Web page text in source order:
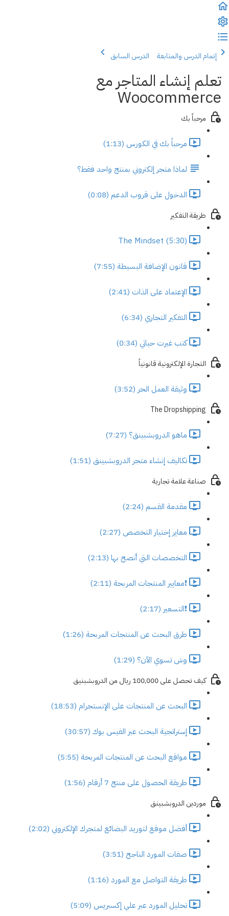
إتمام الدرس والمتابعة الدرس السابق
تعلم إنشاء المتاجر مع
Woocommerce
مرحباً بك
مرحباً بك في الكورس (1:13)
لماذا متجر إلكتروني بمنتج واحد فقط؟
الدخول على قروب الدعم (0:08)
طريقة التفكير
The Mindset (5:30)
قانون الإضافة البسيطة (7:55)
الإعتماد على الذات (2:41)
التفكير التجاري (6:34)
كتب غيرت حياتي (0:34)
التجارة الإلكترونية قانونياً
وثيقة العمل الحر (3:52)
The Dropshipping
ماهو الدروبشبينق؟ (7:27)
تكاليف إنشاء متجر الدروبشبينق (1:51)
صناعة علامة تجارية
مقدمة القسم (2:24)
معاير إختيار التخصص (2:27)
التخصصات التي أنصح بها (2:13)
❗معايير المنتجات المربحة (2:11)
❗التسعير (2:17)
طرق البحث عن المنتجات المربحة (1:26)
وش تسوي الآن؟ (1:29)
كيف تحصل على 100,000 ريال من الدروبشبنيق
البحث عن المنتجات على الإنستجرام (18:53)
إستراتجية البحث عبر الفيس بوك (30:57)
مواقع البحث عن المنتجات المربحة (5:55)
طريقة الحصول على منتج 7 أرقام (1:56)
موردين الدروبشبينق
أفضل موقع لتوريد البضائع لمتجرك الإلكتروني (2:02)
صفات المورد الناجح (3:51)
طريقة التواصل مع المورد (1:16)
تحليل المورد عبر علي إكسبريس (5:09)